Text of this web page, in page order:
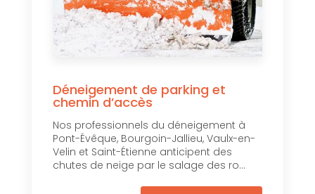
Déneigement de parking et
chemin d’accès
Nos professionnels du déneigement à
Pont-Évêque, Bourgoin-Jallieu, Vaulx-en-
Velin et Saint-Étienne anticipent des
chutes de neige par le salage des ro...